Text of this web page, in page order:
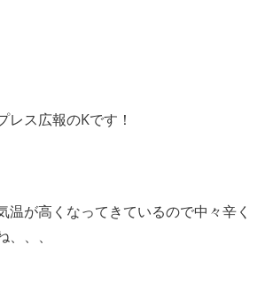
レス広報のKです！
温が高くなってきているので中々辛く
、、